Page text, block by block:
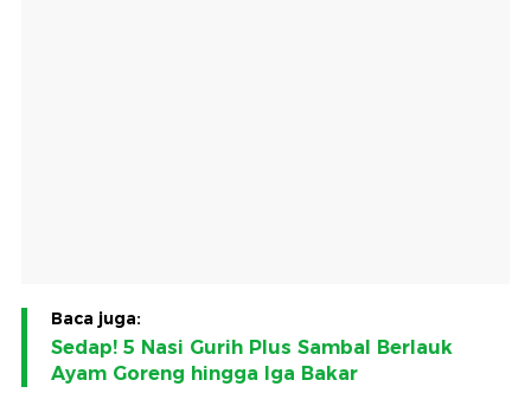
Baca juga:
Sedap! 5 Nasi Gurih Plus Sambal Berlauk
Ayam Goreng hingga Iga Bakar